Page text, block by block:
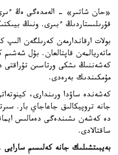
«حان شاتىر» - الەمدەگى ەڭ
قۇرىلىستاردىڭ ءبىرى. ونىڭ بيىكتىگى
بولات ارقاندارمەن كەرىلگەن الىپ
ماتەريالمەن قاپتالعان. بۇل
كەشەننىڭ ىشكى ورتاسىن تۇراقتى
مۇمكىندىك بەرەدى.
كەشەندە ساۋدا ورىندارى،
جانە تروپيكالىق جاعاجاي بار.
دە كەشەن ىشىندەگى دەمالىس
ساقتالادى.
بەيبىتشىلىك جانە كەلىسىم سارايى